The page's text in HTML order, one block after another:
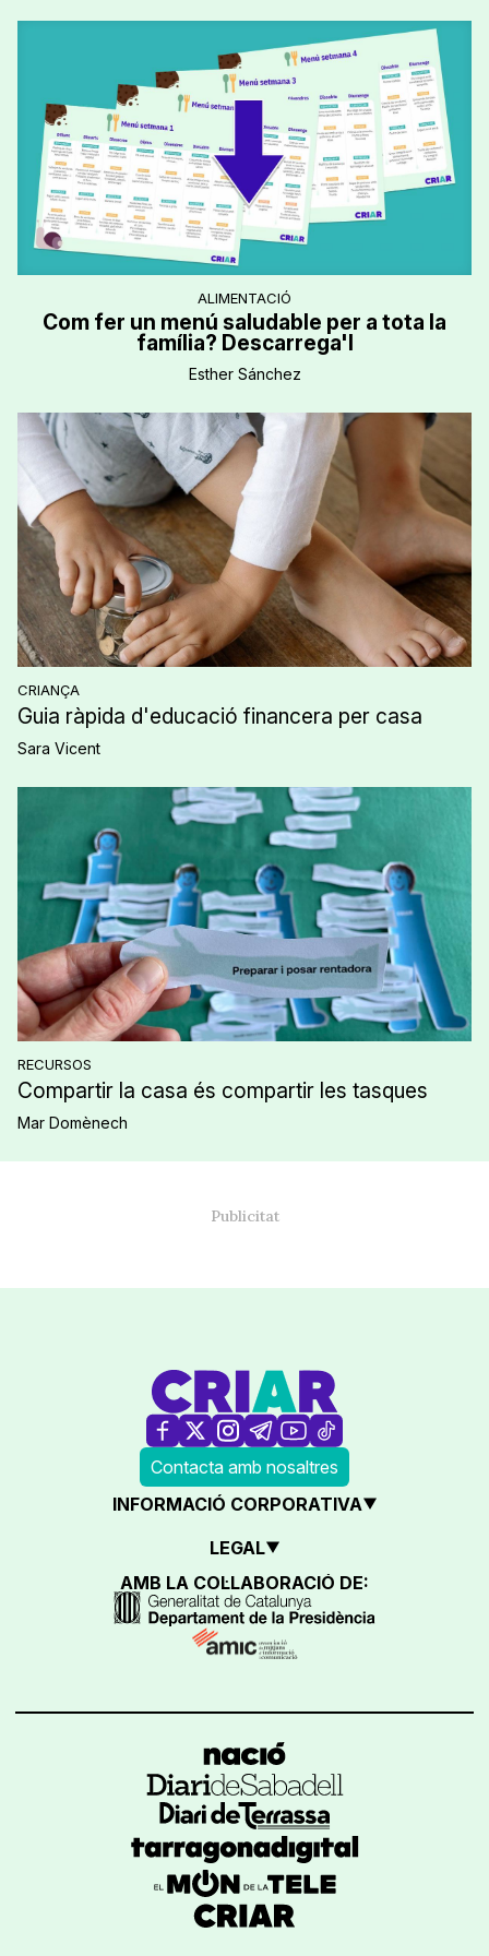
CRIANÇA
Guia ràpida d'educació financera per casa
Sara Vicent
RECURSOS
Compartir la casa és compartir les tasques
Mar Domènech
ALIMENTACIÓ
Com fer un menú saludable per a tota la
família? Descarrega'l
Esther Sánchez
Contacta amb nosaltres
INFORMACIÓ CORPORATIVA
LEGAL
AMB LA COL·LABORACIÓ DE: